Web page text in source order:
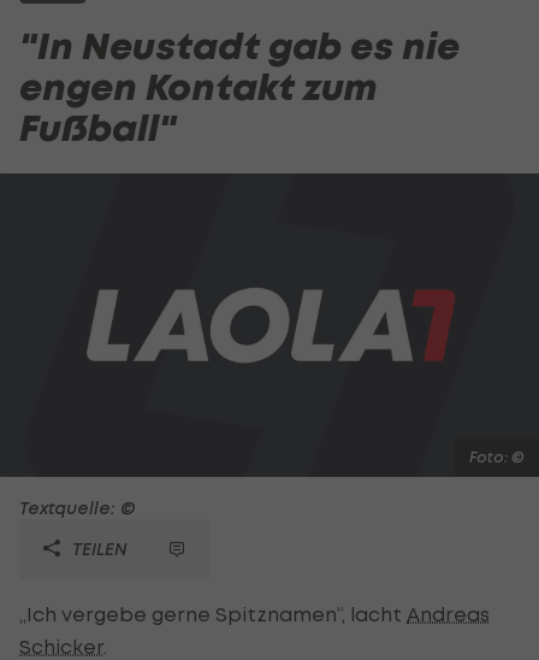
"In Neustadt gab es nie
engen Kontakt zum
Fußball"
Foto: ©
Textquelle: ©
TEILEN
„Ich vergebe gerne Spitznamen“, lacht Andreas
Schicker.